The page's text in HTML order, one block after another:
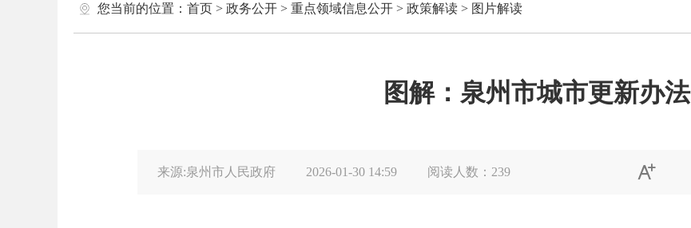
您当前的位置： 首页 > 政务公开 > 重点领域信息公开 > 政策解读 > 图片解读
图解：泉州市城市更新办法
来源:泉州市人民政府 2026-01-30 14:59 阅读人数： 239 